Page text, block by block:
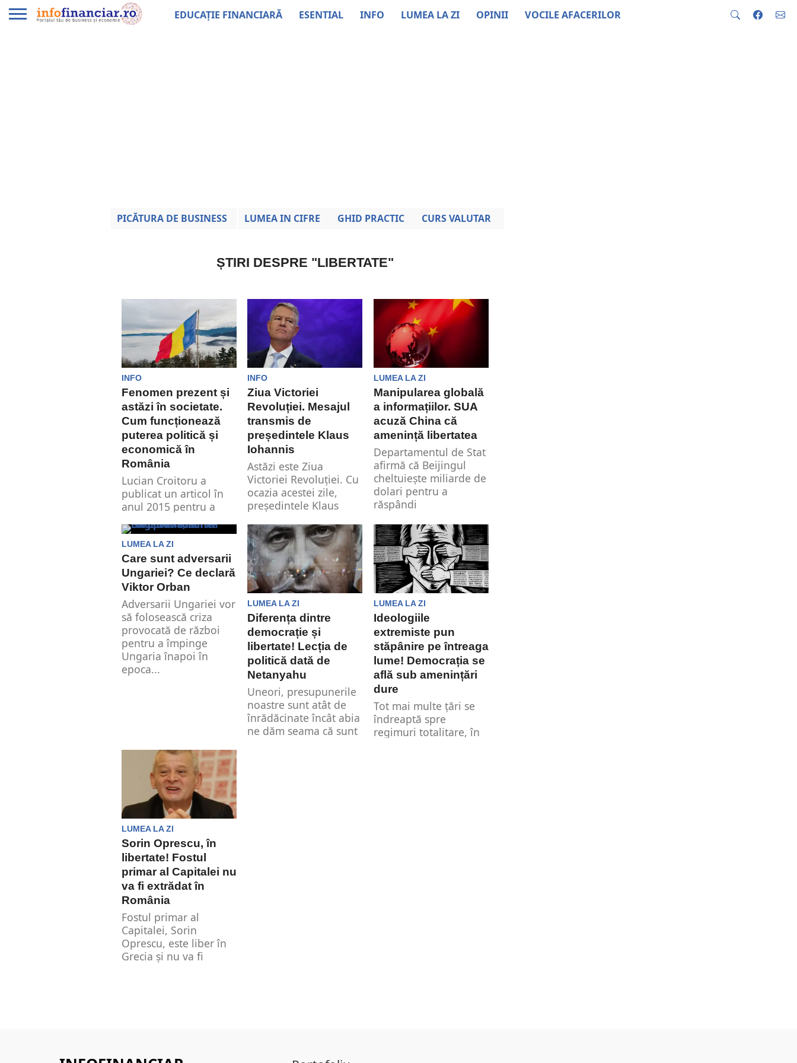
EDUCAȚIE FINANCIARĂ ESENTIAL INFO LUMEA LA ZI OPINII VOCILE AFACERILOR
PICĂTURA DE BUSINESS LUMEA IN CIFRE GHID PRACTIC CURS VALUTAR
ȘTIRI DESPRE "LIBERTATE"
INFO
Fenomen prezent și
astăzi în societate.
Cum funcționează
puterea politică și
economică în
România
Lucian Croitoru a
publicat un articol în
anul 2015 pentru a
este...
INFO
Ziua Victoriei
Revoluției. Mesajul
transmis de
președintele Klaus
Iohannis
Astăzi este Ziua
Victoriei Revoluției. Cu
ocazia acestei zile,
președintele Klaus
mesaj....
LUMEA LA ZI
Manipularea globală
a informațiilor. SUA
acuză China că
amenință libertatea
Departamentul de Stat
afirmă că Beijingul
cheltuiește miliarde de
dolari pentru a
răspândi
asemenea,...
LUMEA LA ZI
Care sunt adversarii
Ungariei? Ce declară
Viktor Orban
Adversarii Ungariei vor
să folosească criza
provocată de război
pentru a împinge
Ungaria înapoi în
epoca...
LUMEA LA ZI
Diferența dintre
democrație și
libertate! Lecția de
politică dată de
Netanyahu
Uneori, presupunerile
noastre sunt atât de
înrădăcinate încât abia
ne dăm seama că sunt
LUMEA LA ZI
Ideologiile
extremiste pun
stăpânire pe întreaga
lume! Democrația se
află sub amenințări
dure
Tot mai multe țări se
îndreaptă spre
regimuri totalitare, în
LUMEA LA ZI
Sorin Oprescu, în
libertate! Fostul
primar al Capitalei nu
va fi extrădat în
România
Fostul primar al
Capitalei, Sorin
Oprescu, este liber în
Grecia și nu va fi